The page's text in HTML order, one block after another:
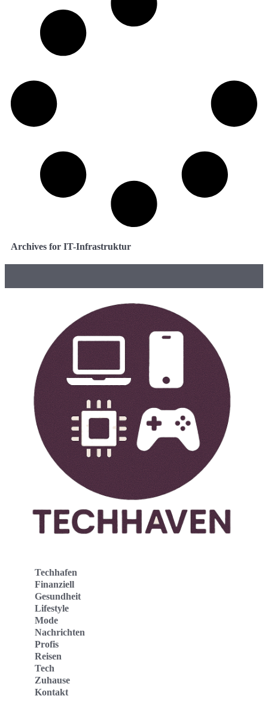
Archives for IT-Infrastruktur
Techhafen
Finanziell
Gesundheit
Lifestyle
Mode
Nachrichten
Profis
Reisen
Tech
Zuhause
Kontakt